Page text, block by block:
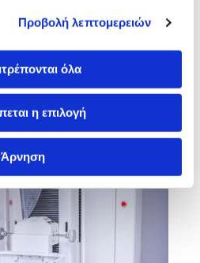
Προβολή λεπτομερειών
όλα
η επιλογή
Άρνηση